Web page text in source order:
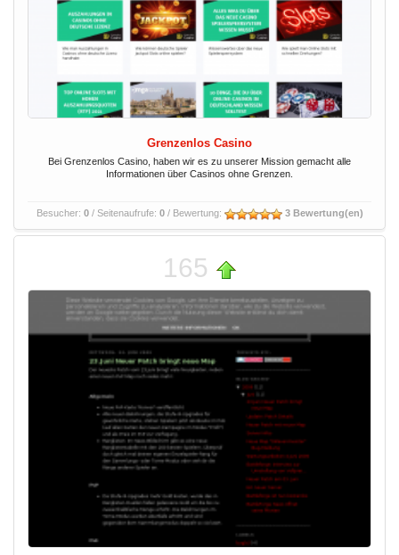
Grenzenlos Casino
Bei Grenzenlos Casino, haben wir es zu unserer Mission gemacht alle
Informationen über Casinos ohne Grenzen.
Besucher: 0/ Seitenaufrufe: 0/ Bewertung: 3 Bewertung(en)
165